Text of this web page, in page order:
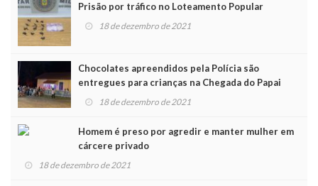
Prisão por tráfico no Loteamento Popular
18 de dezembro de 2021
Chocolates apreendidos pela Polícia são
entregues para crianças na Chegada do Papai
Noel
18 de dezembro de 2021
Homem é preso por agredir e manter mulher em
cárcere privado
18 de dezembro de 2021